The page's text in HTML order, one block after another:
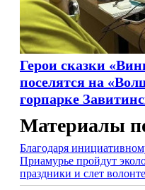
Герои сказки
поселятся на
горпарке
Материалы
Благодаря
Приамурье пройдут
праздники и слет